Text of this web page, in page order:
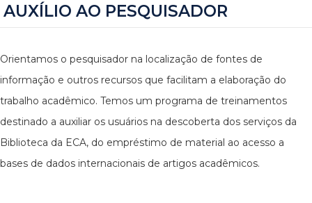
AUXÍLIO AO PESQUISADOR
Orientamos o pesquisador na localização de fontes de
informação e outros recursos que facilitam a elaboração do
trabalho acadêmico. Temos um programa de treinamentos
destinado a auxiliar os usuários na descoberta dos serviços da
Biblioteca da ECA, do empréstimo de material ao acesso a
bases de dados internacionais de artigos acadêmicos.